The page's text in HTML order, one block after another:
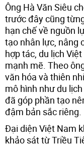
Ông Hà Văn Siêu
trước đây cũng
hạn chế về nguồn
tạo nhân lực, nâng
hợp tác, du lịch
mạnh mẽ. Theo
văn hóa và thiên
mô hình như du
đã góp phần tạo
đậm bản sắc riêng.
Đại diện Việt Nam
khảo sát từ Triều